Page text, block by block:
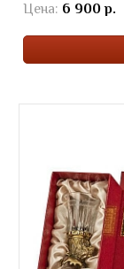
Цена: 6 900 р.